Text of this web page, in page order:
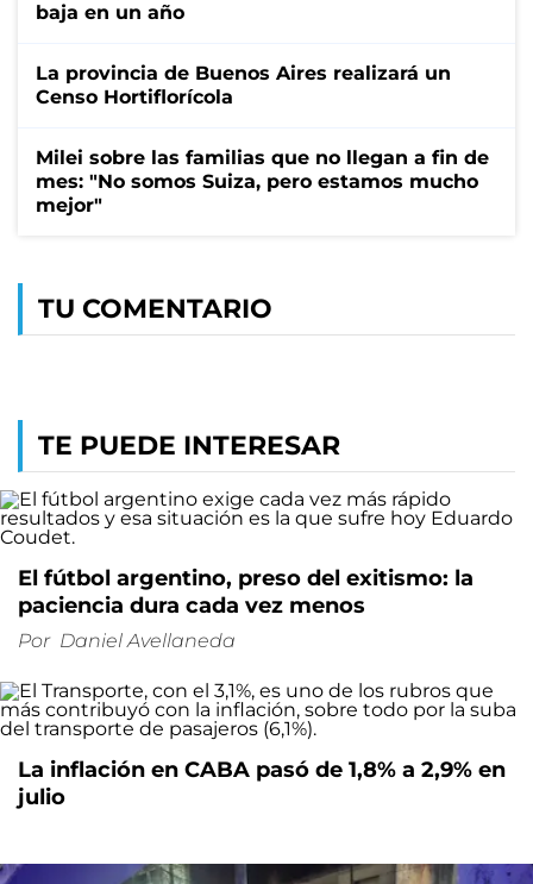
baja en un año
La provincia de Buenos Aires realizará un
Censo Hortiflorícola
Milei sobre las familias que no llegan a fin de
mes: "No somos Suiza, pero estamos mucho
mejor"
TU COMENTARIO
TE PUEDE INTERESAR
El fútbol argentino, preso del exitismo: la
paciencia dura cada vez menos
Por Daniel Avellaneda
La inflación en CABA pasó de 1,8% a 2,9% en
julio